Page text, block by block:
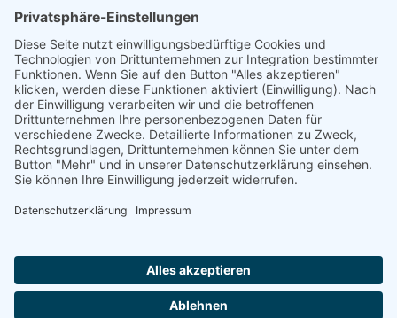
Depressive Verstimmung (nichts macht Freude,
der Alltag scheint immer schwerer zu
bewältigen)
Beziehungskonflikte (z. B. Konflikte mit
Arbeitgebern, Kindern, Partner)
Überlastungs- und Überforderungssituationen,
Burnout
Bewältigung von Verlusten, Trauer und
belastenden Lebenssituationen (z. B. Trennung)
psychosomatische Beschwerden
Essstörungen (z. B. Bulimie, Magersucht,